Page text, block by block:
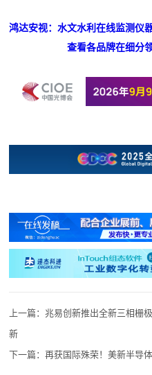
鸿达安视：水文水利在线监测仪
查看各品牌在细分
上一篇：兆易创新推出全新三相栅
新
下一篇：再获国际殊荣！美新半导